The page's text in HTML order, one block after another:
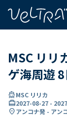
MSC リリ
ゲ海周遊
directions_boatMSC リリカ
card_travel2027-08-27 -
location_onアンコナ発 - アン